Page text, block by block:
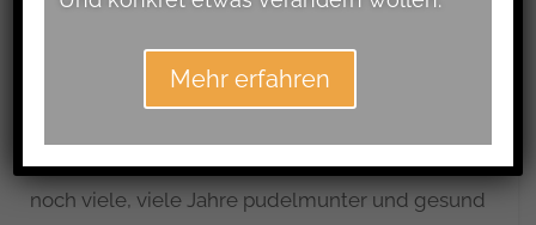
sollte sich deshalb hin und wieder die Frage
stellen: Gibt es etwas in meinem Leben, was
Natürlich sollte man davon ausgehen, dass man
noch viele, viele Jahre pudelmunter und gesund
Mehr erfahren